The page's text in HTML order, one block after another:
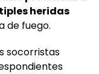
heridas
de fuego.
socorristas